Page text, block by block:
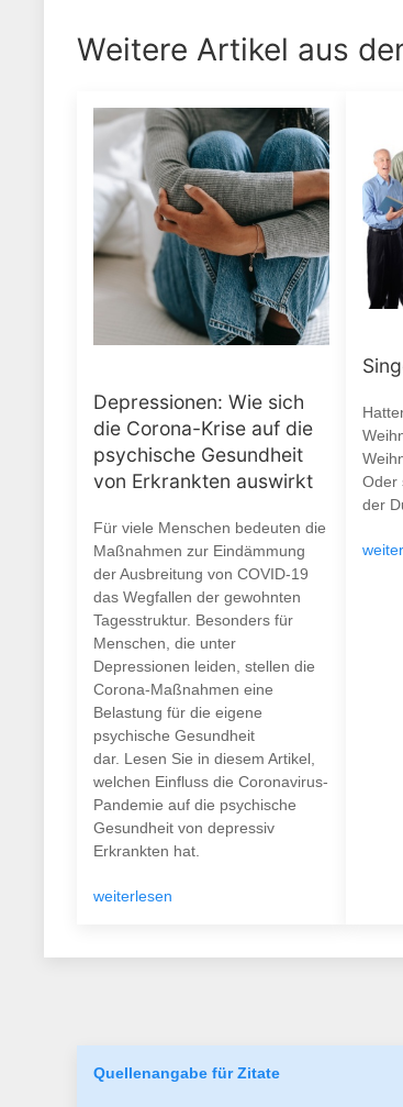
Weitere Artikel aus
Depressionen: Wie sich
die Corona-Krise auf die
psychische Gesundheit
von Erkrankten auswirkt
Für viele Menschen bedeuten die
Maßnahmen zur Eindämmung
der Ausbreitung von COVID-19
das Wegfallen der gewohnten
Tagesstruktur. Besonders für
Menschen, die unter
Depressionen leiden, stellen die
Corona-Maßnahmen eine
Belastung für die eigene
psychische Gesundheit
dar. Lesen Sie in diesem Artikel,
welchen Einfluss die Coronavirus-
Pandemie auf die psychische
Gesundheit von depressiv
Erkrankten hat.
weiterlesen
Oder
der
Quellenangabe für Zitate